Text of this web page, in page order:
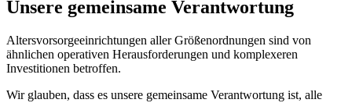
Unsere gemeinsame Verantwortung
Altersvorsorgeeinrichtungen aller Größenordnungen sind von
ähnlichen operativen Herausforderungen und komplexeren
Investitionen betroffen.
Wir glauben, dass es unsere gemeinsame Verantwortung ist, alle